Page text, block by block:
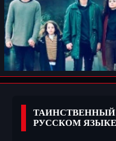
ТАИНСТВЕННЫЙ
РУССКОМ ЯЗЫКЕ